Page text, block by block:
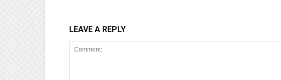
LEAVE A REPLY